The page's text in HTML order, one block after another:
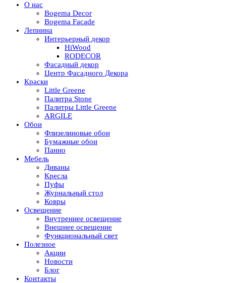
О нас
Bogema Decor
Bogema Facade
Лепнина
Интерьерный декор
HiWood
RODECOR
Фасадный декор
Центр Фасадного Декора
Краски
Little Greene
Палитра Stone
Палитры Little Greene
ARGILE
Обои
Флизелиновые обои
Бумажные обои
Панно
Мебель
Диваны
Кресла
Пуфы
Журнальный стол
Ковры
Освещение
Внутреннее освещение
Внешнее освещение
Функциональный свет
Полезное
Акции
Новости
Блог
Контакты